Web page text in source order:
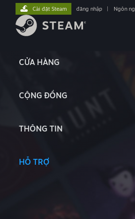
CỬA HÀNG
CỘNG ĐỒNG
THÔNG TIN
HỖ TRỢ
Cài đặt Steam đăng nhập Ngôn